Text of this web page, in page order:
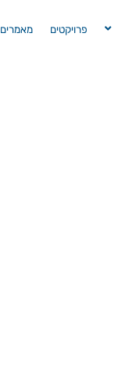
פרויקטים מאמרים